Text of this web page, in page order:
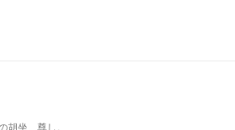
坐、尊し。